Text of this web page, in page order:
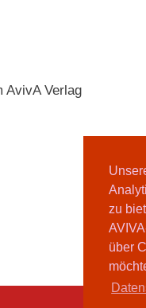
zu
über
AvivA Verlag